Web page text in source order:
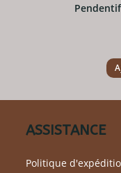
ASSISTANCE
Politique